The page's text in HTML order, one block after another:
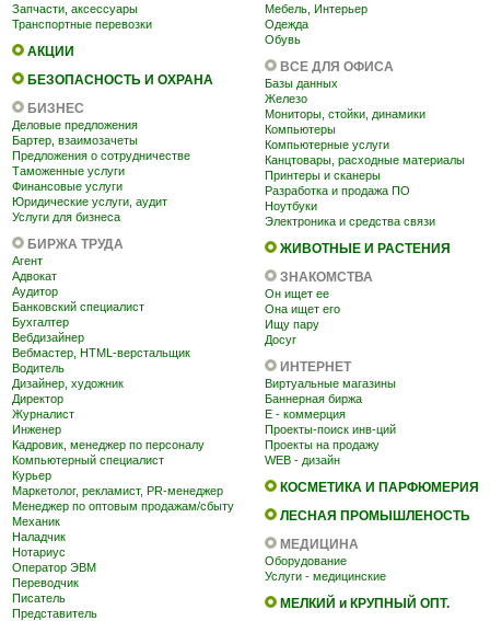
Запчасти, аксессуары
Транспортные перевозки
АКЦИИ
БЕЗОПАСНОСТЬ И ОХРАНА
БИЗНЕС
Деловые предложения
Бартер, взаимозачеты
Предложения о сотрудничестве
Таможенные услуги
Финансовые услуги
Юридические услуги, аудит
Услуги для бизнеса
БИРЖА ТРУДА
Агент
Адвокат
Аудитор
Банковский специалист
Бухгалтер
Вебдизайнер
Вебмастер, HTML-верстальщик
Водитель
Дизайнер, художник
Директор
Журналист
Инженер
Кадровик, менеджер по персоналу
Компьютерный специалист
Курьер
Маркетолог, рекламист, PR-менеджер
Менеджер по оптовым продажам/сбыту
Механик
Наладчик
Нотариус
Оператор ЭВМ
Переводчик
Писатель
Представитель
Мебель, Интерьер
Одежда
Обувь
ВСЕ ДЛЯ ОФИСА
Базы данных
Железо
Мониторы, стойки, динамики
Компьютеры
Компьютерные услуги
Канцтовары, расходные материалы
Принтеры и сканеры
Разработка и продажа ПО
Ноутбуки
Электроника и средства связи
ЖИВОТНЫЕ И РАСТЕНИЯ
ЗНАКОМСТВА
Он ищет ее
Она ищет его
Ищу пару
Досуг
ИНТЕРНЕТ
Виртуальные магазины
Баннерная биржа
E - коммерция
Проекты-поиск инв-ций
Проекты на продажу
WEB - дизайн
КОСМЕТИКА И ПАРФЮМЕРИЯ
ЛЕСНАЯ ПРОМЫШЛЕНОСТЬ
МЕДИЦИНА
Оборудование
Услуги - медицинские
МЕЛКИЙ и КРУПНЫЙ ОПТ.